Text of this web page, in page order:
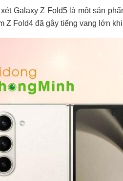
Galaxy Z Fold5 là một sản
Z Fold4 đã gây tiếng vang lớn